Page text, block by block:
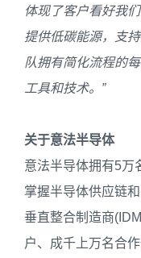
体现了客户看好我
提供低碳能源，支
队拥有简化流程的
工具和技术。 ”
关于意法半导体
意法半导体拥有5万
掌握半导体供应链
垂直整合制造商
户、成千上万名合